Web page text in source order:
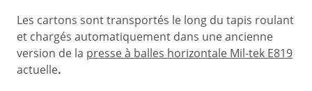
Les cartons sont transportés le long du tapis roulant
et chargés automatiquement dans une ancienne
version de la presse à balles horizontale Mil-tek E819
actuelle.